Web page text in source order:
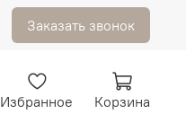
Заказать звонок
Избранное Корзина